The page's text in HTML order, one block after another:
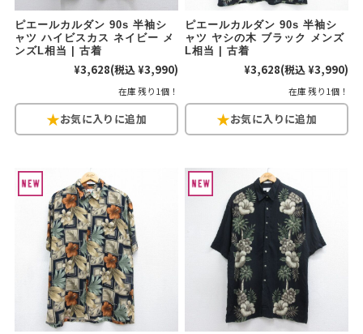
ご利用案内
お客様の声
レビュー1万件突破
お気に入りリスト
メルマガ登録
会社概要
古着卸売
特定商取引法に基づく表示
プライバシーポリシー
お問い合わせ
ピエールカルダン 90s 半袖シ
ャツ ハイビスカス ネイビー メ
ンズL相当 | 古着
¥3,628(税込 ¥3,990)
在庫 残り1個！
ピエールカルダン 90s 半袖シ
ャツ ヤシの木 ブラック メンズ
L相当 | 古着
¥3,628(税込 ¥3,990)
在庫 残り1個！